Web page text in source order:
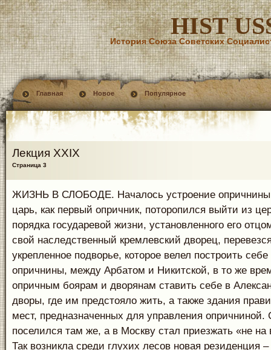
HIST
История Союза Советских
Главная Новое Популярное
Лекция XXIX
Страница 3
ЖИЗНЬ В СЛОБОДЕ. Началось устроение
царь, как первый опричник, поторопился выйти из
порядка государевой жизни, установленного его
свой наследственный кремлевский дворец,
укрепленное подворье, которое велел построить
опричнины, между Арбатом и Никитской, в то же
опричным боярам и дворянам ставить себе в
дворы, где им предстояло жить, а также здания
мест, предназначенных для управления опричниной.
поселился там же, а в Москву стал приезжать «не на
Так возникла среди глухих лесов новая резиденция